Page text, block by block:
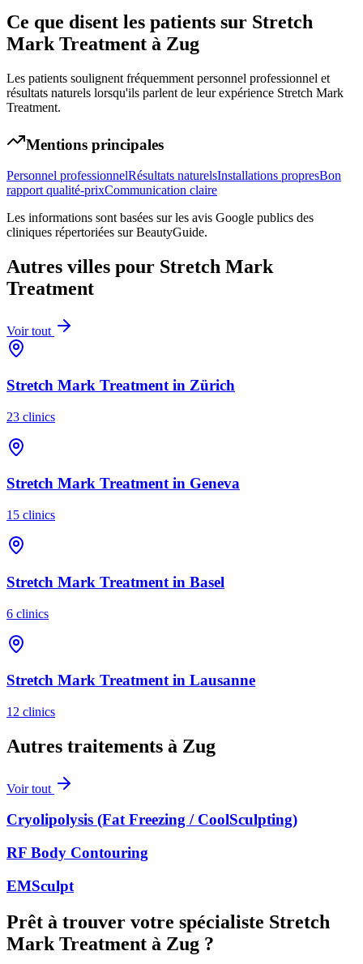
Ce que disent les patients sur Stretch
Mark Treatment à Zug
Les patients soulignent fréquemment personnel professionnel et
résultats naturels lorsqu'ils parlent de leur expérience Stretch Mark
Treatment.
Mentions principales
Personnel professionnelRésultats naturelsInstallations propresBon
rapport qualité-prixCommunication claire
Les informations sont basées sur les avis Google publics des
cliniques répertoriées sur BeautyGuide.
Autres villes pour Stretch Mark
Treatment
Voir tout
Stretch Mark Treatment in Zürich
23 clinics
Stretch Mark Treatmentin Geneva
15 clinics
Stretch Mark Treatment in Basel
6 clinics
Stretch Mark Treatmentin Lausanne
12 clinics
Autres traitements à Zug
Voir tout
Cryolipolysis (Fat Freezing / CoolSculpting)
RF Body Contouring
EMSculpt
Prêt à trouver votre spécialiste Stretch
Mark Treatment à Zug ?